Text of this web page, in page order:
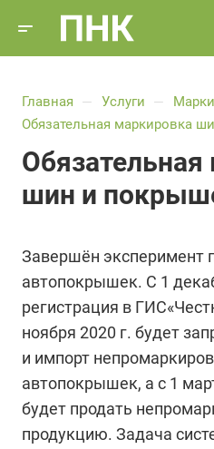
Главная — Услуги —
Обязательная маркировка
шин и
Завершён эксперимент
автопокрышек. С 1
регистрация в
ноября 2020 г. будет
и импорт
автопокрышек, а с 1
будет продать
продукцию. Задача